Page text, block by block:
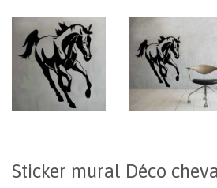
Sticker mural Déco